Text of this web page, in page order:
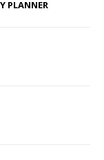
PLANNER